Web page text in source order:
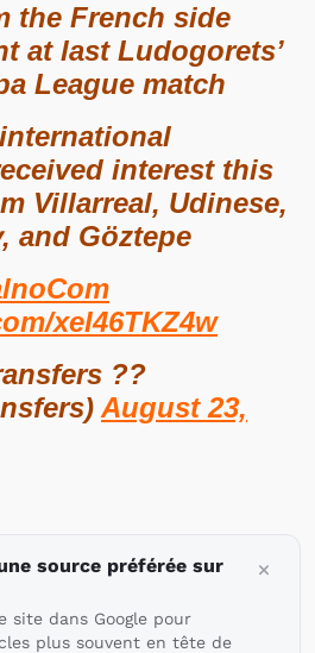
the French side
at last Ludogorets’
League match
interest this
Villarreal, Udinese,
and Göztepe
xeI46TKZ4w
??
August 23,
source préférée sur
site dans Google pour
plus souvent en tête de